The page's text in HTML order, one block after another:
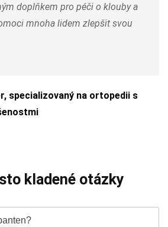
doplňkem pro péči o klouby a
mnoha lidem zlepšit svou
specializovaný na ortopedii s
kladené otázky